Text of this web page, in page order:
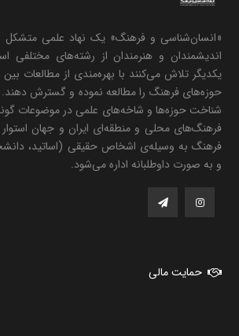
«انسان‌شناسی و فرهنگ» یک نهاد علمی متشکل از
اندیشمندان و هنرمندان از رشته‌های مختلفی
یکدیگر تلاش می‌کنند با بهره‌مندی از مطالعات بین
حوزه‌های فرهنگ را مطالعه نموده و گسترش دهند.
شناخت حوزه‌ها و شاخه‌های علمی در موضوعات
فرهنگ‌های محلی و منطقه‌ای ایران و جهان
فرهنگ به وسیله‌ی اشخاص حقیقی (اساتید،
و به صورت داوطلبانه اداره می‌شود.
حمایت مالی